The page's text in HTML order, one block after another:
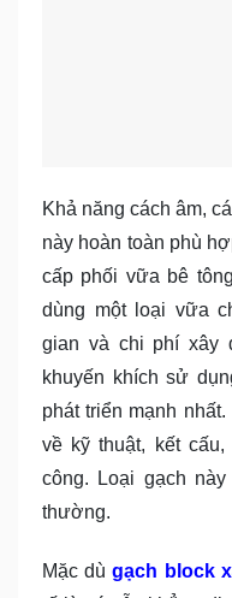
Khả năng cách âm,
này hoàn toàn phù
cấp phối vữa bê
dùng một loại vữa
gian và chi phí xây
khuyến khích sử
phát triển mạnh
về kỹ thuật, kết
công. Loại gạch
thường.
Mặc dùgạch block